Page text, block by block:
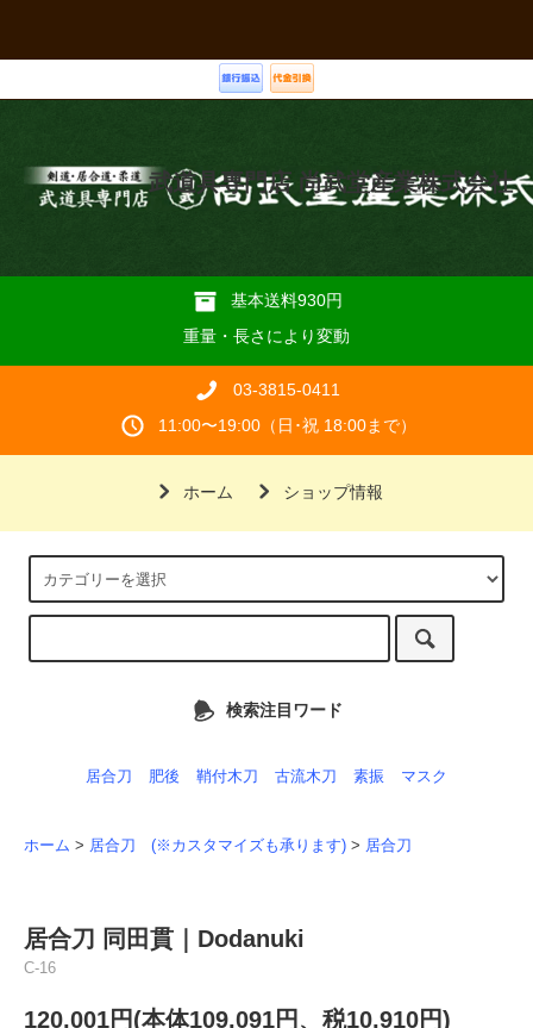
武道具専門店 尚武堂産業株式会社
基本送料930円
重量・長さにより変動
03-3815-0411
11:00〜19:00（日･祝 18:00まで）
ホーム ショップ情報
検索注目ワード
居合刀 肥後 鞘付木刀 古流木刀 素振 マスク
ホーム > 居合刀 (※カスタマイズも承ります) > 居合刀
居合刀 同田貫｜Dodanuki
C-16
120,001円(本体109,091円、税10,910円)